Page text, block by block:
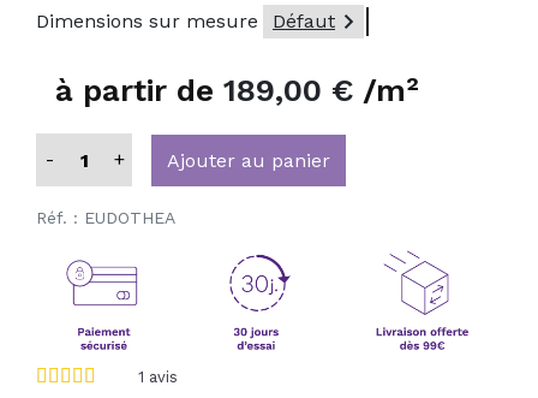
Dimensions sur mesure Défaut 
à partir de 189,00 € /m²
- + Ajouter au panier
Réf. : EUDOTHEA
1 avis